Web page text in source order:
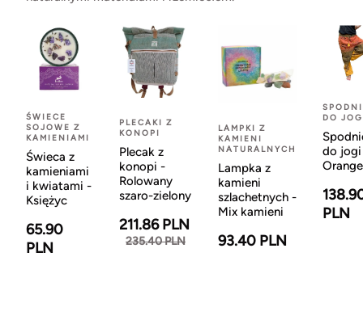
ŚWIECE
SOJOWE Z
KAMIENIAMI
Świeca z
kamieniami
i kwiatami -
Księżyc
65.90
PLN
PLECAKI Z
KONOPI
Plecak z
konopi -
Rolowany
szaro-zielony
211.86 PLN
235.40 PLN
LAMPKI Z
KAMIENI
NATURALNYCH
Lampka z
kamieni
szlachetnych -
Mix kamieni
93.40 PLN
DO
do
Orange
PLN